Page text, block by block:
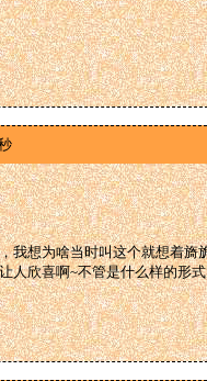
我想为啥当时叫这个就想着
人欣喜啊~不管是什么样的形